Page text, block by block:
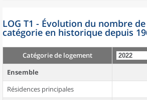
LOG T1 - Évolution du nombre
catégorie en historique depuis
Catégorie de logement
Ensemble
Résidences principales